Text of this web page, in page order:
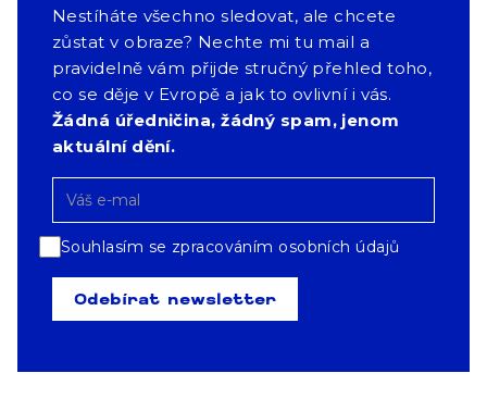
Nestíháte všechno sledovat, ale chcete
zůstat v obraze? Nechte mi tu mail a
pravidelně vám přijde stručný přehled toho,
co se děje v Evropě a jak to ovlivní i vás.
Žádná úředničina, žádný spam, jenom
aktuální dění.
Souhlasím se zpracováním osobních údajů